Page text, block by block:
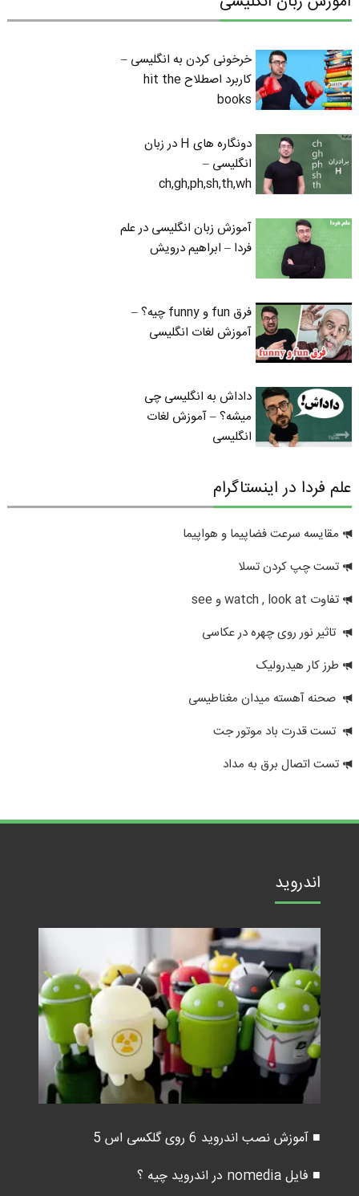
خرخونی کردن به انگلیسی –
کاربرد اصطلاح hit the
books
دونگاره های H در زبان
انگلیسی –
ch,gh,ph,sh,th,wh
آموزش زبان انگلیسی در علم
فردا – ابراهیم درویش
فرق fun و funny چیه؟ –
آموزش لغات انگلیسی
داداش به انگلیسی چی
میشه؟ – آموزش لغات
انگلیسی
علم فردا در اینستاگرام
مقایسه سرعت فضاپیما و هواپیما
تست چپ کردن تسلا
تفاوت watch , look at و see
تاثیر نور روی چهره در عکاسی
طرز کار هیدرولیک
صحنه آهسته میدان مغناطیسی
تست قدرت باد موتور جت
تست اتصال برق به مداد
اندروید
■ آموزش نصب اندروید 6 روی گلکسی اس 5
■ فایل nomedia در اندروید چیه ؟